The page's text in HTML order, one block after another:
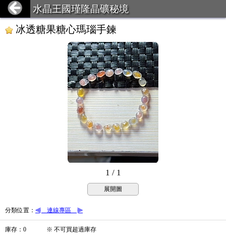
水晶王國瑾隆晶礦秘境
冰透糖果糖心瑪瑙手鍊
1 / 1
展開圖
分類位置 ： ⫷＿連線專區＿⫸
庫存 ： 0 ※ 不可買超過庫存